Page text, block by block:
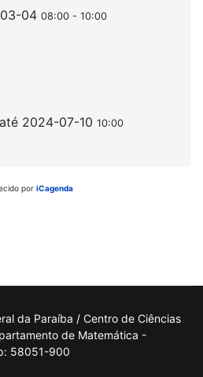
04 08:00 -10:00
até 2024-07-10 10:00
por iCagenda
da Paraíba / Centro de Ciências
de Matemática -
58051-900